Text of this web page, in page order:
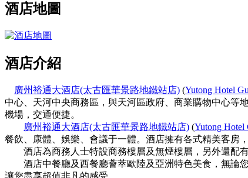
酒店地圖
酒店介紹
廣州裕通大酒店(太古匯華景路地鐵站店) (Yutong Hotel
中心、天河中央商務區，與天河區政府、商業購物中心等
機場，交通便捷。
廣州裕通大酒店(太古匯華景路地鐵站店) (Yutong Hotel
餐飲、康體、娛樂、會議于一體。酒店擁有各式精美客房
酒店為商務人士特設商務樓層及無煙樓層，另外還配有
酒店中餐廳及西餐廳薈萃歐陸及亞洲特色美食，無論
讓您盡享超值非凡的感受。